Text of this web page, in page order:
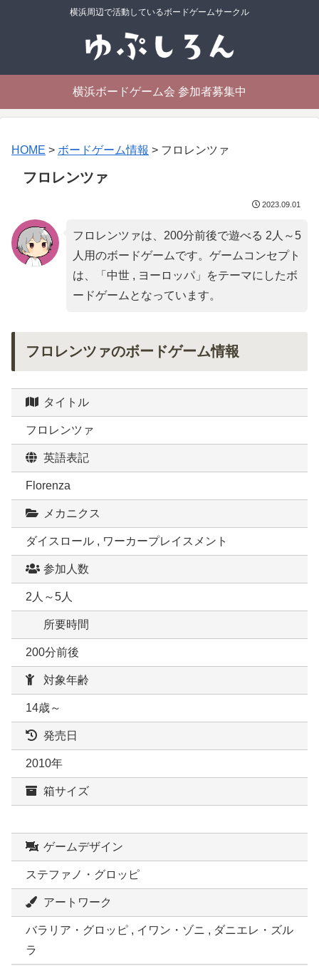
横浜周辺で活動しているボードゲームサークル
横浜ボードゲーム会 参加者募集中
HOME > ボードゲーム情報 > フロレンツァ
フロレンツァ
2023.09.01
フロレンツァは、200分前後で遊べる 2人～5
人用のボードゲームです。ゲームコンセプト
は、「 中世 , ヨーロッパ」をテーマにしたボ
ードゲームとなっています。
フロレンツァのボードゲーム情報
タイトル
フロレンツァ
英語表記
Florenza
メカニクス
ダイスロール , ワーカープレイスメント
参加人数
2人～5人
所要時間
200分前後
対象年齢
14歳～
発売日
2010年
箱サイズ
ゲームデザイン
ステファノ・グロッピ
アートワーク
バラリア・グロッピ , イワン・ゾニ , ダニエレ・ズル
ラ